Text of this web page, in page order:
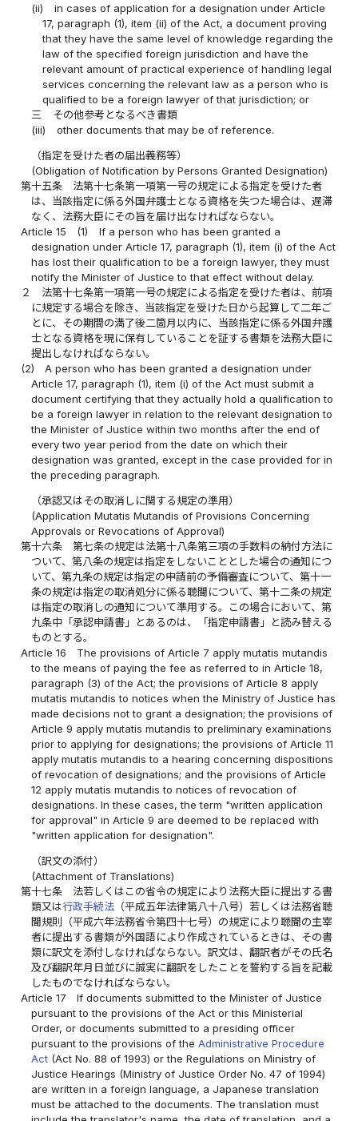
(ii)
in cases of application for a designation under Article
17, paragraph (1), item (ii) of the Act, a document proving
that they have the same level of knowledge regarding the
law of the specified foreign jurisdiction and have the
relevant amount of practical experience of handling legal
services concerning the relevant law as a person who is
qualified to be a foreign lawyer of that jurisdiction; or
三
その他参考となるべき書類
(iii)
other documents that may be of reference.
（指定を受けた者の届出義務等）
(Obligation of Notification by Persons Granted Designation)
第十五条
法第十七条第一項第一号の規定による指定を受けた者
は、当該指定に係る外国弁護士となる資格を失つた場合は、遅滞
なく、法務大臣にその旨を届け出なければならない。
Article 15
(1)
If a person who has been granted a
designation under Article 17, paragraph (1), item (i) of the Act
has lost their qualification to be a foreign lawyer, they must
notify the Minister of Justice to that effect without delay.
２
法第十七条第一項第一号の規定による指定を受けた者は、前項
に規定する場合を除き、当該指定を受けた日から起算して二年ご
とに、その期間の満了後二箇月以内に、当該指定に係る外国弁護
士となる資格を現に保有していることを証する書類を法務大臣に
提出しなければならない。
(2)
A person who has been granted a designation under
Article 17, paragraph (1), item (i) of the Act must submit a
document certifying that they actually hold a qualification to
be a foreign lawyer in relation to the relevant designation to
the Minister of Justice within two months after the end of
every two year period from the date on which their
designation was granted, except in the case provided for in
the preceding paragraph.
（承認又はその取消しに関する規定の準用）
(Application Mutatis Mutandis of Provisions Concerning
Approvals or Revocations of Approval)
第十六条
第七条の規定は法第十八条第三項の手数料の納付方法に
ついて、第八条の規定は指定をしないこととした場合の通知につ
いて、第九条の規定は指定の申請前の予備審査について、第十一
条の規定は指定の取消処分に係る聴聞について、第十二条の規定
は指定の取消しの通知について準用する。この場合において、第
九条中「承認申請書」とあるのは、「指定申請書」と読み替える
ものとする。
Article 16
The provisions of Article 7 apply mutatis mutandis
to the means of paying the fee as referred to in Article 18,
paragraph (3) of the Act; the provisions of Article 8 apply
mutatis mutandis to notices when the Ministry of Justice has
made decisions not to grant a designation; the provisions of
Article 9 apply mutatis mutandis to preliminary examinations
prior to applying for designations; the provisions of Article 11
apply mutatis mutandis to a hearing concerning dispositions
of revocation of designations; and the provisions of Article
12 apply mutatis mutandis to notices of revocation of
designations. In these cases, the term "written application
for approval" in Article 9 are deemed to be replaced with
"written application for designation".
（訳文の添付）
(Attachment of Translations)
第十七条
法若しくはこの省令の規定により法務大臣に提出する書
類又は行政手続法 （平成五年法律第八十八号）若しくは法務省聴
聞規則（平成六年法務省令第四十七号）の規定により聴聞の主宰
者に提出する書類が外国語により作成されているときは、その書
類に訳文を添付しなければならない。訳文は、翻訳者がその氏名
及び翻訳年月日並びに誠実に翻訳をしたことを誓約する旨を記載
したものでなければならない。
Article 17
If documents submitted to the Minister of Justice
pursuant to the provisions of the Act or this Ministerial
Order, or documents submitted to a presiding officer
pursuant to the provisions of theAdministrative Procedure
Act (Act No. 88 of 1993) or the Regulations on Ministry of
Justice Hearings (Ministry of Justice Order No. 47 of 1994)
are written in a foreign language, a Japanese translation
must be attached to the documents. The translation must